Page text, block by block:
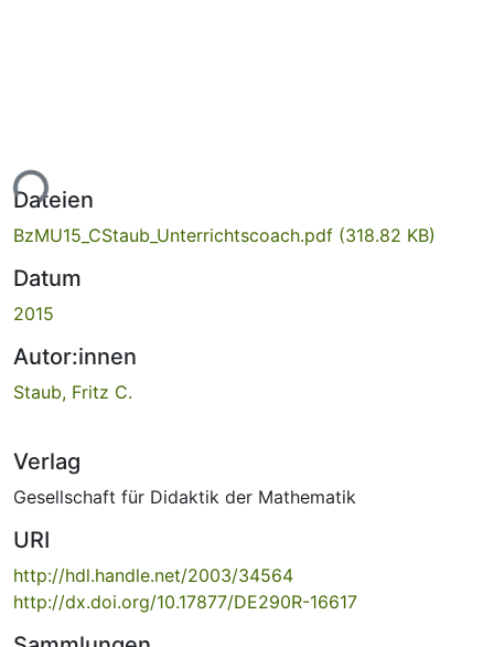
Dateien
BzMU15_CStaub_Unterrichtscoach.pdf (318.82 KB)
Datum
2015
Autor:innen
Staub, Fritz C.
Verlag
Gesellschaft für Didaktik der Mathematik
URI
http://hdl.handle.net/2003/34564
http://dx.doi.org/10.17877/DE290R-16617